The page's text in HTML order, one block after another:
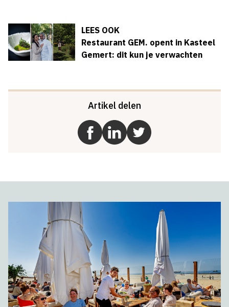
LEES OOK
Restaurant GEM. opent in Kasteel
Gemert: dit kun je verwachten
Artikel delen